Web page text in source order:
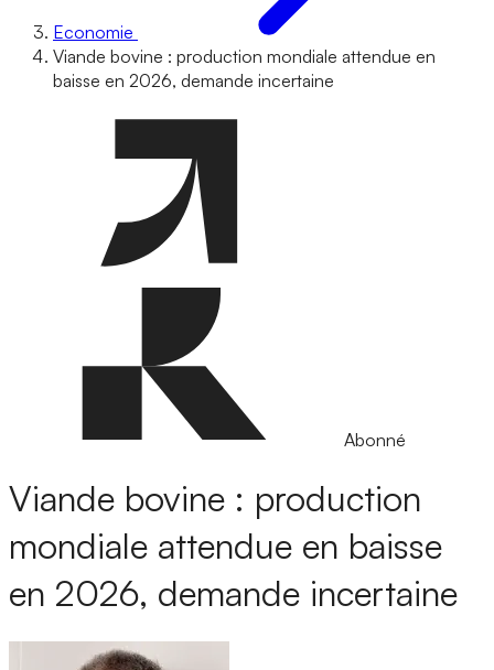
Economie
Viande bovine : production mondiale attendue en
baisse en 2026, demande incertaine
Abonné
Viande bovine : production
mondiale attendue en baisse
en 2026, demande incertaine